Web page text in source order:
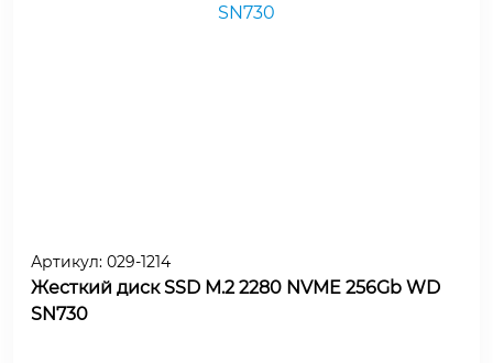
Артикул: 029-1214
Жесткий диск SSD M.2 2280 NVME 256Gb WD
SN730